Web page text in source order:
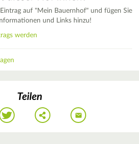
auf "Mein Bauernhof" und fügen Sie
und Links hinzu!
werden
Teilen